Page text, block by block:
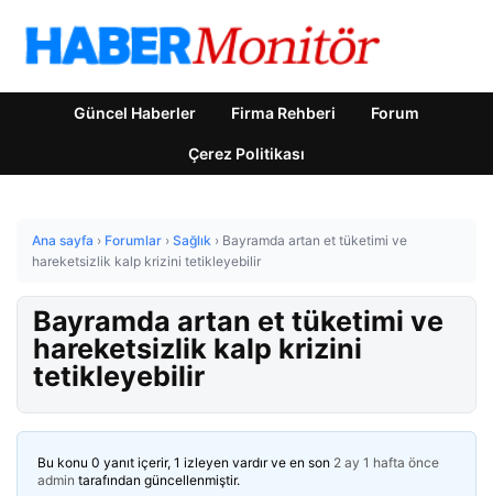
Güncel Haberler Firma Rehberi Forum
Çerez Politikası
Ana sayfa › Forumlar › Sağlık › Bayramda artan et tüketimi ve
hareketsizlik kalp krizini tetikleyebilir
Bayramda artan et tüketimi ve
hareketsizlik kalp krizini
tetikleyebilir
Bu konu 0 yanıt içerir, 1 izleyen vardır ve en son 2 ay 1 hafta önce
admin tarafından güncellenmiştir.